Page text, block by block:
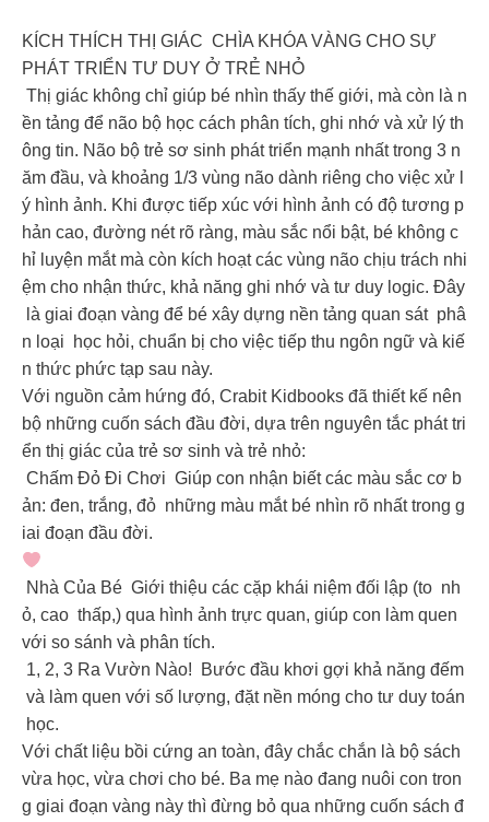
KÍCH THÍCH THỊ GIÁC CHÌA KHÓA VÀNG CHO SỰ
PHÁT TRIỂN TƯ DUY Ở TRẺ NHỎ
Thị giác không chỉ giúp bé nhìn thấy thế giới, mà còn là n
ền tảng để não bộ học cách phân tích, ghi nhớ và xử lý th
ông tin. Não bộ trẻ sơ sinh phát triển mạnh nhất trong 3 n
ăm đầu, và khoảng 1/3 vùng não dành riêng cho việc xử l
ý hình ảnh. Khi được tiếp xúc với hình ảnh có độ tương p
hản cao, đường nét rõ ràng, màu sắc nổi bật, bé không c
hỉ luyện mắt mà còn kích hoạt các vùng não chịu trách nhi
ệm cho nhận thức, khả năng ghi nhớ và tư duy logic. Đây
là giai đoạn vàng để bé xây dựng nền tảng quan sát phâ
n loại học hỏi, chuẩn bị cho việc tiếp thu ngôn ngữ và kiế
n thức phức tạp sau này.
Với nguồn cảm hứng đó, Crabit Kidbooks đã thiết kế nên
bộ những cuốn sách đầu đời, dựa trên nguyên tắc phát tri
ển thị giác của trẻ sơ sinh và trẻ nhỏ:
️ Chấm Đỏ Đi Chơi Giúp con nhận biết các màu sắc cơ b
ản: đen, trắng, đỏ những màu mắt bé nhìn rõ nhất trong g
iai đoạn đầu đời.
Nhà Của Bé Giới thiệu các cặp khái niệm đối lập (to nh
ỏ, cao thấp,) qua hình ảnh trực quan, giúp con làm quen
với so sánh và phân tích.
1, 2, 3 Ra Vườn Nào! Bước đầu khơi gợi khả năng đếm
và làm quen với số lượng, đặt nền móng cho tư duy toán
học.
Với chất liệu bồi cứng an toàn, đây chắc chắn là bộ sách
vừa học, vừa chơi cho bé. Ba mẹ nào đang nuôi con tron
g giai đoạn vàng này thì đừng bỏ qua những cuốn sách đ